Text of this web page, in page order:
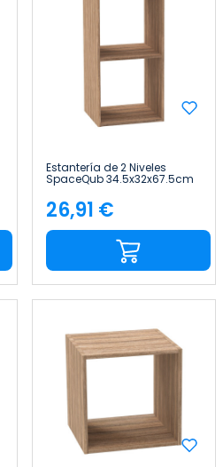
Estantería de 2 Niveles
SpaceQub 34.5x32x67.5cm
7house
Precio
26,91 €